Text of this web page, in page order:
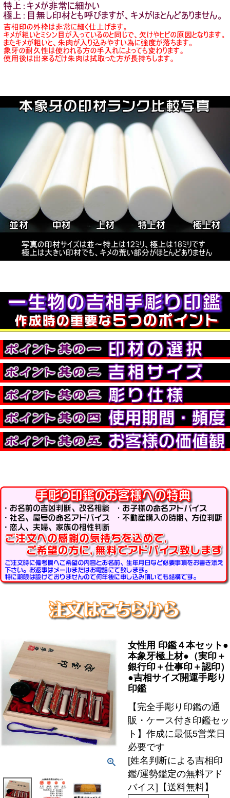
女性用 印鑑４本セット●
本象牙極上材●（実印＋
銀行印＋仕事印＋認印）
●吉相サイズ開運手彫り
印鑑
【完全手彫り印鑑の通
販・ケース付き印鑑セッ
ト】作成に最低5営業日
必要です
[姓名判断による吉相印
鑑/運勢鑑定の無料アド
バイス]【送料無料】